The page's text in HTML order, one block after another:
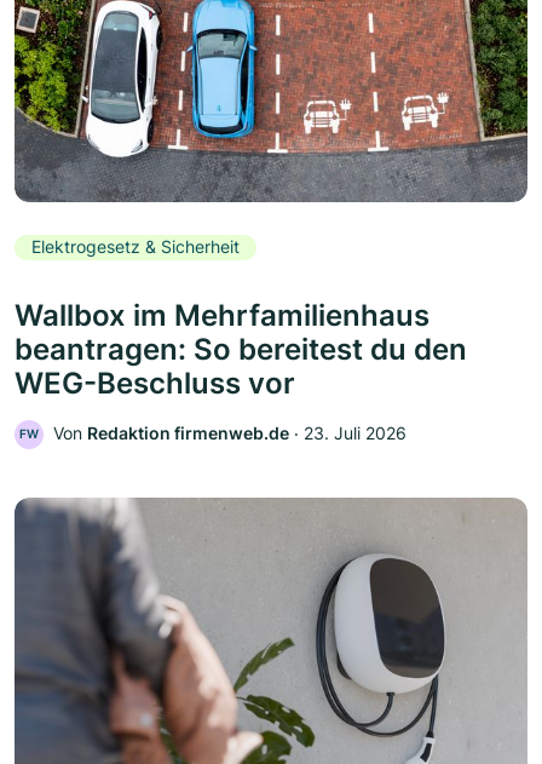
Elektrogesetz & Sicherheit
Wallbox im Mehrfamilienhaus
beantragen: So bereitest du den
WEG-Beschluss vor
FW Von Redaktion firmenweb.de ‧ 23. Juli 2026